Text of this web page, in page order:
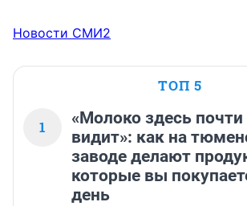
Новости СМИ2
ТОП 5
1
«Молоко здесь почти
видит»: как на
заводе делают
которые вы
день